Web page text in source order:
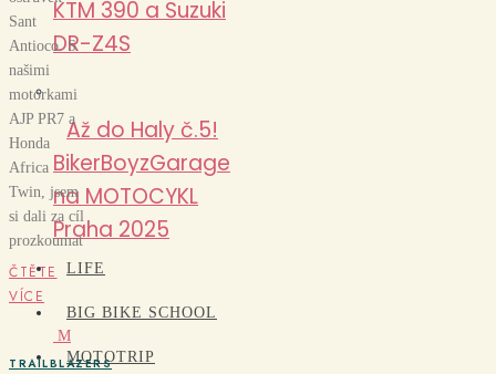
KTM 390 a Suzuki
DR-Z4S
Až do Haly č.5!
BikerBoyzGarage
na MOTOCYKL
Praha 2025
LIFE
BIG BIKE SCHOOL
MOTOTRIP
Sant
Antioco. S
našimi
motorkami
AJP PR7 a
Honda
Africa
Twin, jsem
si dali za cíl
prozkoumat
ČTĚTE
VÍCE
M
TRAILBLAZERS